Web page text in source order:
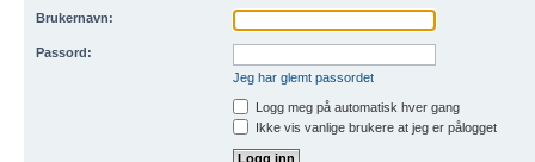
Brukernavn:
Passord:
Jeg har glemt passordet
Logg meg på automatisk hver gang
Ikke vis vanlige brukere at jeg er pålogget